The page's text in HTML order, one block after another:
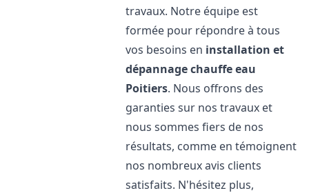
travaux. Notre équipe est
formée pour répondre à tous
vos besoins en installation et
dépannage chauffe eau
Poitiers. Nous offrons des
garanties sur nos travaux et
nous sommes fiers de nos
résultats, comme en témoignent
nos nombreux avis clients
satisfaits. N'hésitez plus,